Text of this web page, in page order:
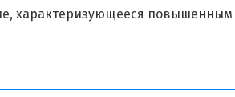
характеризующееся